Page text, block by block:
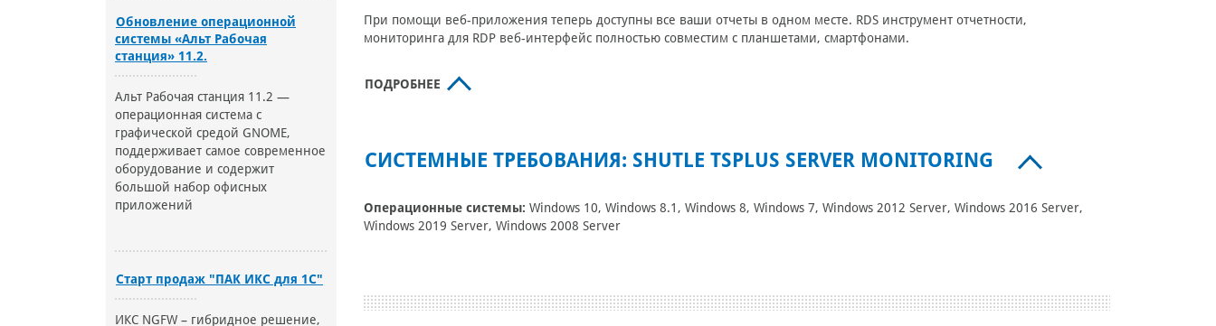
Обновление операционной
системы «Альт Рабочая
станция» 11.2.
Альт Рабочая станция 11.2 —
операционная система с
графической средой GNOME,
поддерживает самое современное
оборудование и содержит
большой набор офисных
приложений
Старт продаж "ПАК ИКС для 1С"
ИКС NGFW – гибридное решение,
При помощи веб-приложения теперь доступны все ваши отчеты в одном месте. RDS инструмент отчетности,
мониторинга для RDP веб-интерфейс полностью совместим с планшетами, смартфонами.
ПОДРОБНЕЕ
СИСТЕМНЫЕ ТРЕБОВАНИЯ: SHUTLE TSPLUS SERVER MONITORING
Операционные системы: Windows 10, Windows 8.1, Windows 8, Windows 7, Windows 2012 Server, Windows 2016 Server,
Windows 2019 Server, Windows 2008 Server